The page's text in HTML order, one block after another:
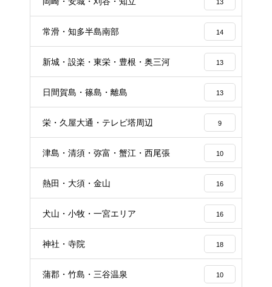
13
常滑・知多半島南部 14
新城・設楽・東栄・豊根・奥三河 13
日間賀島・篠島・離島 13
栄・久屋大通・テレビ塔周辺 9
津島・清須・弥富・蟹江・西尾張 10
熱田・大須・金山 16
犬山・小牧・一宮エリア 16
神社・寺院 18
蒲郡・竹島・三谷温泉 10